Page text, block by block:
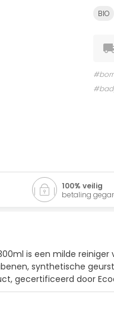
BIO
100% veilig
betaling
300ml is een milde
synthetische
gecertificeerd door